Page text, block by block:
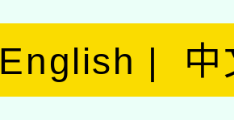
English 中